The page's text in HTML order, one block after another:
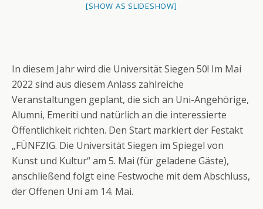
[SHOW AS SLIDESHOW]
In diesem Jahr wird die Universität Siegen 50! Im Mai
2022 sind aus diesem Anlass zahlreiche
Veranstaltungen geplant, die sich an Uni-Angehörige,
Alumni, Emeriti und natürlich an die interessierte
Öffentlichkeit richten. Den Start markiert der Festakt
„FÜNFZIG. Die Universität Siegen im Spiegel von
Kunst und Kultur“ am 5. Mai (für geladene Gäste),
anschließend folgt eine Festwoche mit dem Abschluss,
der Offenen Uni am 14. Mai.